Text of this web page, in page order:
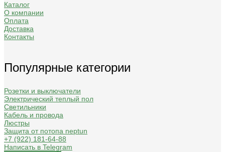
Каталог
О компании
Оплата
Доставка
Контакты
Популярные категории
Розетки и выключатели
Электрический теплый пол
Светильники
Кабель и провода
Люстры
Защита от потопа neptun
+7 (922) 181-64-88
Написать в Telegram